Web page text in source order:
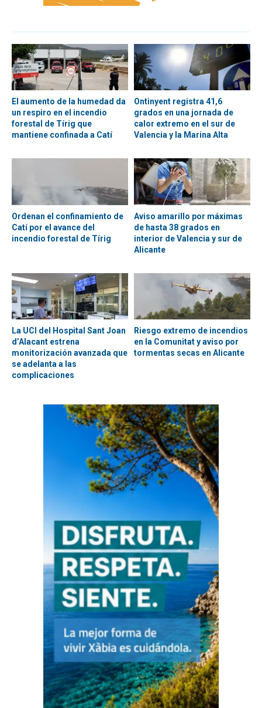
El aumento de la humedad da
un respiro en el incendio
forestal de Tírig que
mantiene confinada a Catí
Ontinyent registra 41,6
grados en una jornada de
calor extremo en el sur de
Valencia y la Marina Alta
Ordenan el confinamiento de
Catí por el avance del
incendio forestal de Tírig
Aviso amarillo por máximas
de hasta 38 grados en
interior de Valencia y sur de
Alicante
La UCI del Hospital Sant Joan
d’Alacant estrena
monitorización avanzada que
se adelanta a las
complicaciones
Riesgo extremo de incendios
en la Comunitat y aviso por
tormentas secas en Alicante